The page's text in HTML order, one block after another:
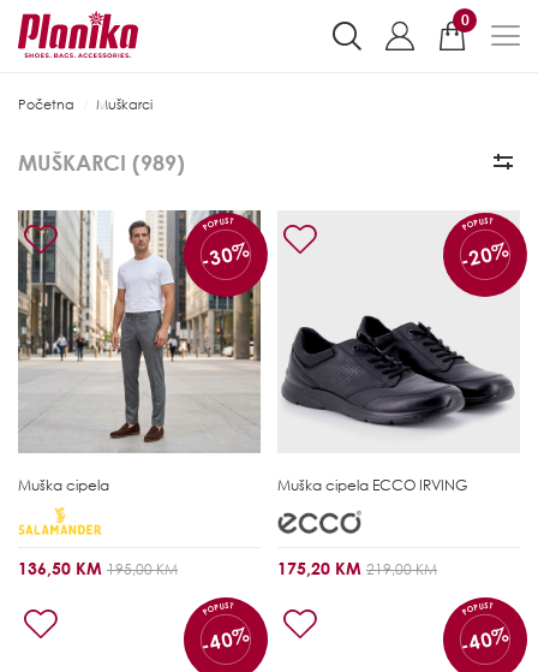
0
Početna Muškarci
MUŠKARCI (989)
POPUST
-30%
Muška cipela
136,50 KM 195,00 KM
POPUST
-20%
Muška cipela ECCO IRVING
175,20 KM 219,00 KM
POPUST
-40%
POPUST
-40%